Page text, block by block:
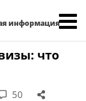
информация
что
50